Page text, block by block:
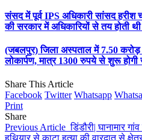
संसद में पूर्व IPS अधिकारी सांसद हरीश
की सरकार में अधिकारियों से तय होती थी
(जबलपुर) जिला अस्पताल में 7.50
लोकार्पण, मात्र 1300 रुपये से शुरू होगी
Share This Article
Facebook Twitter Whatsapp
Print
Share
Previous Article डिंडौरी| घानामार